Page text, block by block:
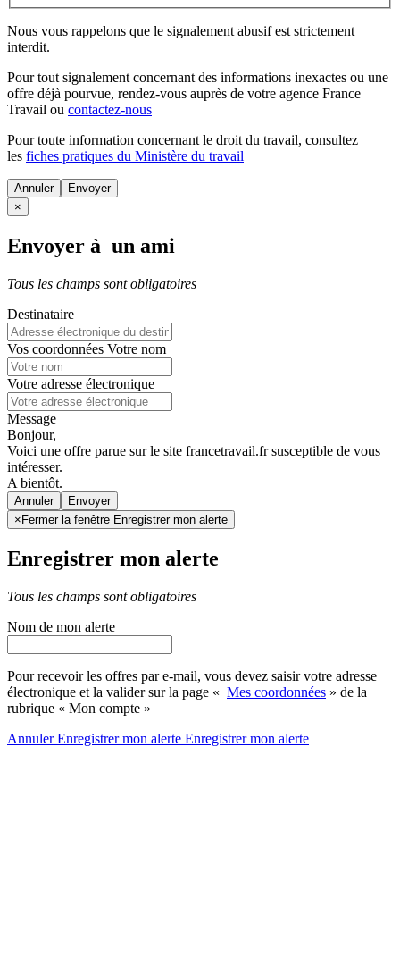
Nous vous rappelons que le signalement abusif est strictement
interdit.
Pour tout signalement concernant des informations inexactes ou une
offre déjà pourvue, rendez-vous auprès de votre agence France
Travail ou contactez-nous
Pour toute information concernant le droit du travail, consultez
les fiches pratiques du Ministère du travail
Annuler
×
Envoyer à un ami
Tous les champs sont obligatoires
Destinataire
Vos coordonnées Votre nom
Votre adresse électronique
Message
Bonjour,
Voici une offre parue sur le site francetravail.fr susceptible de vous
intéresser.
A bientôt.
Annuler
× Fermer la fenêtre Enregistrer mon alerte
Enregistrer mon alerte
Tous les champs sont obligatoires
Nom de mon alerte
Pour recevoir les offres par e-mail, vous devez saisir votre adresse
électronique et la valider sur la page « Mes coordonnées » de la
rubrique « Mon compte »
AnnulerEnregistrer mon alerte Enregistrermon alerte